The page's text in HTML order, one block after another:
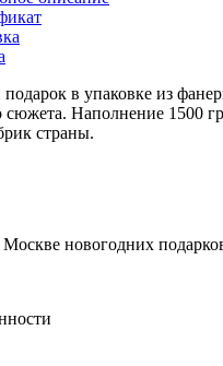
в упаковке из
сюжета. Наполнение 1500
страны.
Москве новогодних